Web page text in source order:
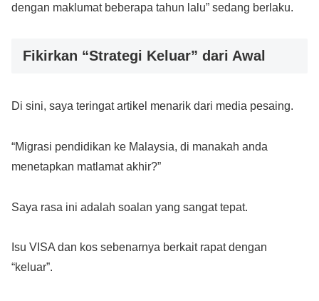
dengan maklumat beberapa tahun lalu” sedang berlaku.
Fikirkan “Strategi Keluar” dari Awal
Di sini, saya teringat artikel menarik dari media pesaing.
“Migrasi pendidikan ke Malaysia, di manakah anda
menetapkan matlamat akhir?”
Saya rasa ini adalah soalan yang sangat tepat.
Isu VISA dan kos sebenarnya berkait rapat dengan
“keluar”.